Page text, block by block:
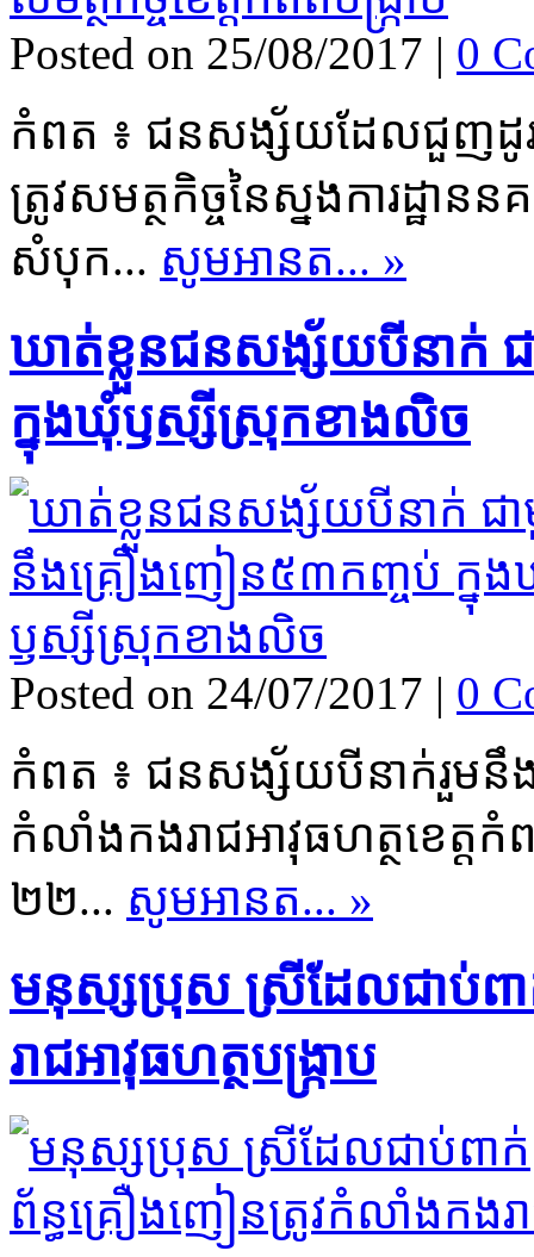
Posted on 25/08/2017 | 0
កំពត ៖ ជនសង្ស័យ​ដែល​ជួញដូរ
ត្រូវ​សមត្ថកិច្ច​នៃ​ស្នងការដ្ឋាន​
សំបុក... សូមអានត... »
ឃាត់ខ្លួន​ជនសង្ស័យ​បីនាក់
ក្នុង​ឃុំ​ឫស្សី​ស្រុក​ខាងលិច​
Posted on 24/07/2017 | 0
កំពត ៖ ជនសង្ស័យ​បី​នាក់​រួម​នឹ
កំលាំង​កងរាជអាវុធហត្ថ​ខេត្ត​កំព
២២... សូមអានត... »
មនុស្ស​ប្រុស ស្រី​ដែល​ជាប់​ព
រាជអាវុធហត្ថ​បង្ក្រាប​